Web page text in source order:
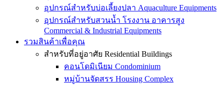
อุปกรณ์สำหรับบ่อเลี้ยงปลา Aquaculture Equipments
อุปกรณ์สำหรับสวนน้ำ โรงงาน อาคารสูง
Commercial & Industrial Equipments
รวมสินค้าเพื่อคุณ
สำหรับที่อยู่อาศัย Residential Buildings
คอนโดมิเนียม Condominium
หมู่บ้านจัดสรร Housing Complex